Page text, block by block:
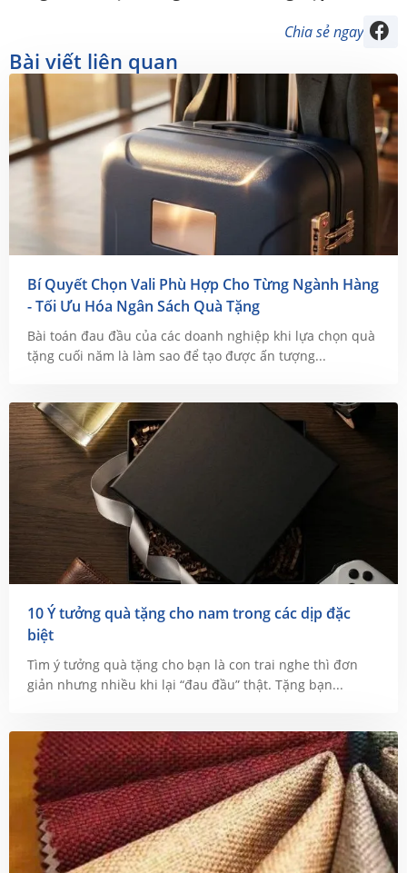
Chia sẻ ngay
Bài viết liên quan
Bí Quyết Chọn Vali Phù Hợp Cho Từng Ngành Hàng
- Tối Ưu Hóa Ngân Sách Quà Tặng
Bài toán đau đầu của các doanh nghiệp khi lựa chọn quà
tặng cuối năm là làm sao để tạo được ấn tượng...
10 Ý tưởng quà tặng cho nam trong các dịp đặc
biệt
Tìm ý tưởng quà tặng cho bạn là con trai nghe thì đơn
giản nhưng nhiều khi lại “đau đầu” thật. Tặng bạn...